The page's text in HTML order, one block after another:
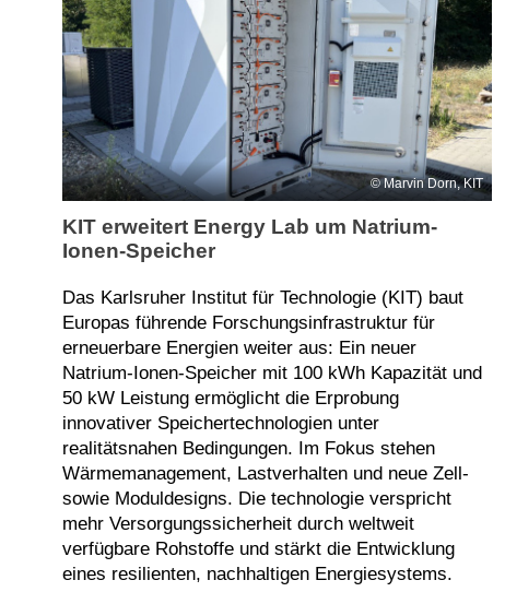
Marvin Dorn, KIT
KIT erweitert Energy Lab um Natrium-
Ionen-Speicher
Das Karlsruher Institut für Technologie (KIT) baut
Europas führende Forschungsinfrastruktur für
erneuerbare Energien weiter aus: Ein neuer
Natrium-Ionen-Speicher mit 100 kWh Kapazität und
50 kW Leistung ermöglicht die Erprobung
innovativer Speichertechnologien unter
realitätsnahen Bedingungen. Im Fokus stehen
Wärmemanagement, Lastverhalten und neue Zell-
sowie Moduldesigns. Die technologie verspricht
mehr Versorgungssicherheit durch weltweit
verfügbare Rohstoffe und stärkt die Entwicklung
eines resilienten, nachhaltigen Energiesystems.